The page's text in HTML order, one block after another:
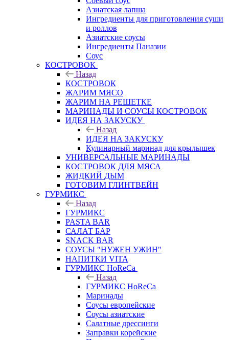
Азиатская лапша
Ингредиенты для приготовления суши
и роллов
Азиатские соусы
Ингредиенты Паназии
Соус
КОСТРОВОК
Назад
КОСТРОВОК
ЖАРИМ МЯСО
ЖАРИМ НА РЕШЕТКЕ
МАРИНАДЫ И СОУСЫ КОСТРОВОК
ИДЕЯ НА ЗАКУСКУ
Назад
ИДЕЯ НА ЗАКУСКУ
Кулинарный маринад для крылышек
УНИВЕРСАЛЬНЫЕ МАРИНАДЫ
КОСТРОВОК ДЛЯ МЯСА
ЖИДКИЙ ДЫМ
ГОТОВИМ ГЛИНТВЕЙН
ГУРМИКС
Назад
ГУРМИКС
PASTA BAR
САЛАТ БАР
SNACK BAR
СОУСЫ "НУЖЕН УЖИН"
НАПИТКИ VITA
ГУРМИКС HoReCa
Назад
ГУРМИКС HoReCa
Маринады
Соусы европейские
Соуcы азиатские
Салатные дрессинги
Заправки корейские